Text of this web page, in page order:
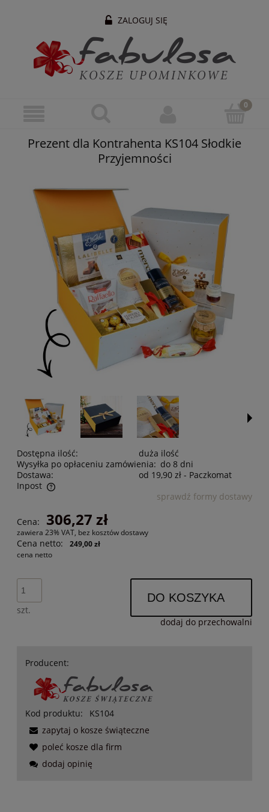
ZALOGUJ SIĘ
Prezent dla Kontrahenta KS104 Słodkie
Przyjemności
Dostępna ilość:
duża ilość
Wysyłka po opłaceniu zamówienia: do 8 dni
Dostawa:
od 19,90 zł - Paczkomat
Inpost
Cena nie zawiera ewentualnych kosztów płatności
sprawdź formy dostawy
Cena: 306,27 zł
zawiera 23% VAT, bez kosztów dostawy
Cena netto:
249,00 zł
cena netto
szt.
DO KOSZYKA
dodaj do przechowalni
Producent:
Kod produktu:
KS104
zapytaj o kosze świąteczne
poleć kosze dla firm
dodaj opinię